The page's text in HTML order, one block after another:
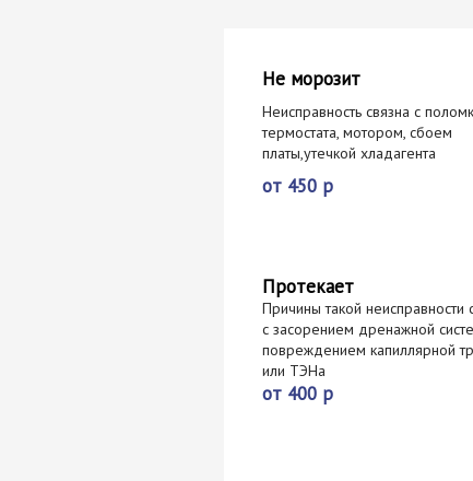
Не морозит
Неисправность связна с
термостата, мотором, сбоем
платы,утечкой хладагента
от 450 р
Протекает
Причины такой неисправности
с засорением дренажной
повреждением капиллярной
или ТЭНа
от 400 р